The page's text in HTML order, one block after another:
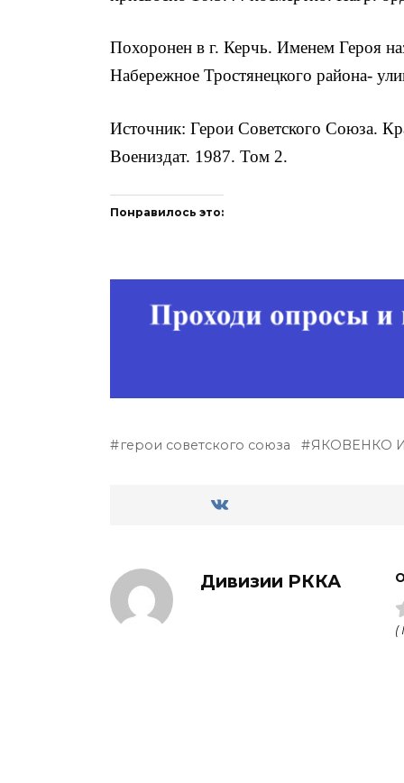
Похоронен в г. Керчь. Именем Героя
Набережное Тростянецкого района-
Источник: Герои Советского Союза.
Воениздат. 1987. Том 2.
Понравилось это:
герои советского союза ЯКОВЕНКО
Дивизии РККА
(